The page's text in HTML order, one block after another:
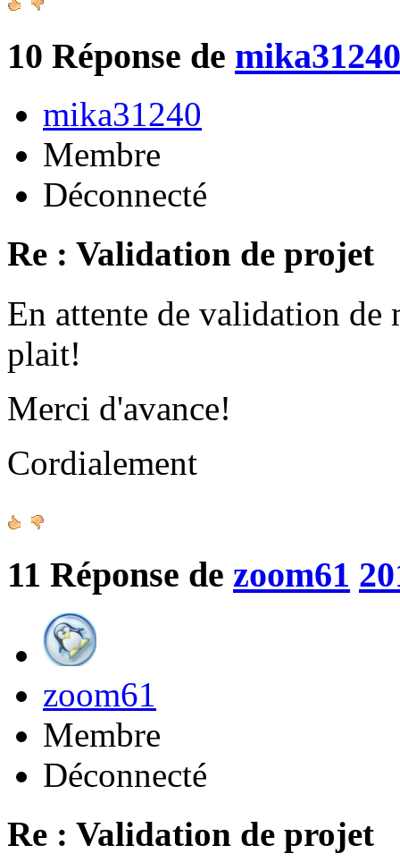
10 Réponse de mika31240
mika31240
Membre
Déconnecté
Re : Validation de projet
En attente de validation de
plait!
Merci d'avance!
Cordialement
11 Réponse de zoom61
zoom61
Membre
Déconnecté
Re : Validation de projet